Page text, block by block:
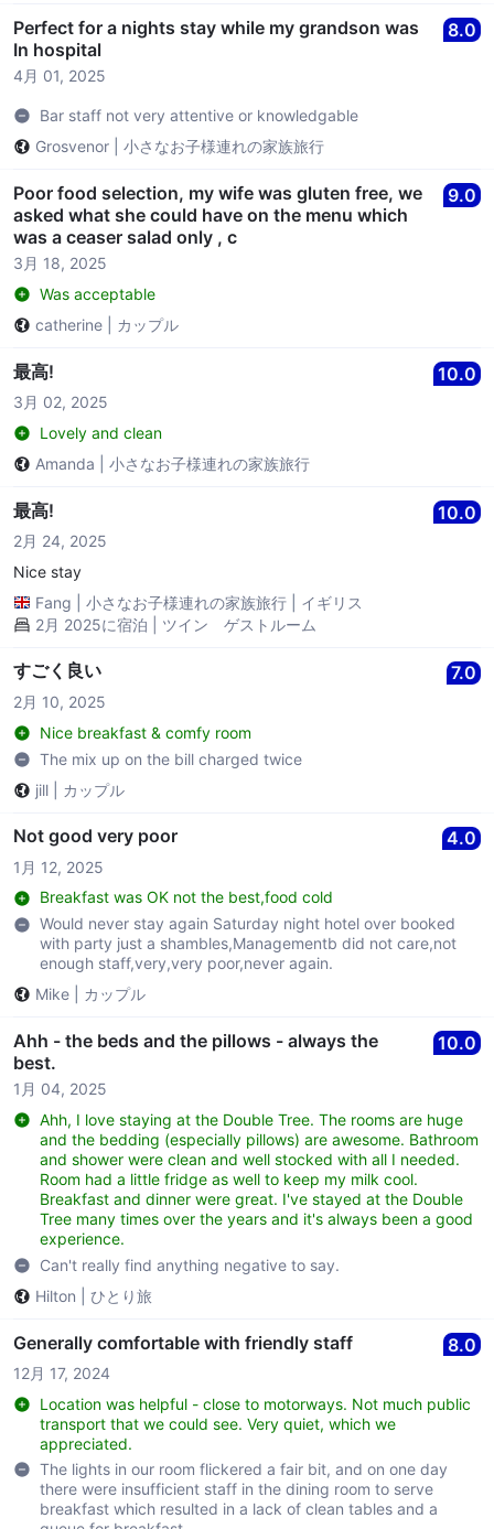
Perfect for a nights stay while my grandson was
In hospital
8.0
4月 01, 2025
Bar staff not very attentive or knowledgable
Grosvenor
小さなお子様連れの家族旅行
Poor food selection, my wife was gluten free, we
asked what she could have on the menu which
was a ceaser salad only , c
9.0
3月 18, 2025
Was acceptable
catherine
カップル
最高! 10.0
3月 02, 2025
Lovely and clean
Amanda
小さなお子様連れの家族旅行
最高! 10.0
2月 24, 2025
Nice stay
Fang
小さなお子様連れの家族旅行
イギリス
2月 2025に宿泊 | ツイン ゲストルーム
すごく良い 7.0
2月 10, 2025
Nice breakfast & comfy room
The mix up on the bill charged twice
jill
カップル
Not good very poor 4.0
1月 12, 2025
Breakfast was OK not the best,food cold
Would never stay again Saturday night hotel over booked
with party just a shambles,Managementb did not care,not
enough staff,very,very poor,never again.
Mike
カップル
Ahh - the beds and the pillows - always the
best.
10.0
1月 04, 2025
Ahh, I love staying at the Double Tree. The rooms are huge
and the bedding (especially pillows) are awesome. Bathroom
and shower were clean and well stocked with all I needed.
Room had a little fridge as well to keep my milk cool.
Breakfast and dinner were great. I've stayed at the Double
Tree many times over the years and it's always been a good
experience.
Can't really find anything negative to say.
Hilton
ひとり旅
Generally comfortable with friendly staff 8.0
12月 17, 2024
Location was helpful - close to motorways. Not much public
transport that we could see. Very quiet, which we
appreciated.
The lights in our room flickered a fair bit, and on one day
there were insufficient staff in the dining room to serve
breakfast which resulted in a lack of clean tables and a